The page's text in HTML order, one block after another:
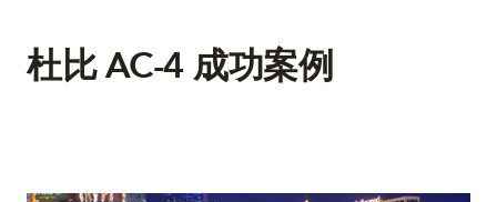
杜比 AC-4 成功案例